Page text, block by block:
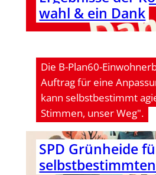
wahl & ein Dank
Die B-Plan60-
Auftrag für eine
kann selbstbestimmt
Stimmen, unser Weg".
SPD Grünheide